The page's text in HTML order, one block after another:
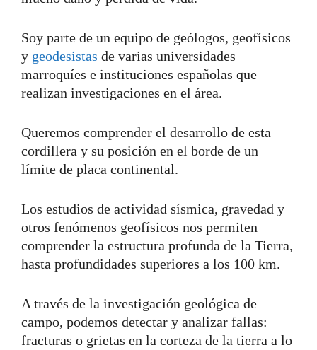
Soy parte de un equipo de geólogos, geofísicos
y geodesistas de varias universidades
marroquíes e instituciones españolas que
realizan investigaciones en el área.
Queremos comprender el desarrollo de esta
cordillera y su posición en el borde de un
límite de placa continental.
Los estudios de actividad sísmica, gravedad y
otros fenómenos geofísicos nos permiten
comprender la estructura profunda de la Tierra,
hasta profundidades superiores a los 100 km.
A través de la investigación geológica de
campo, podemos detectar y analizar fallas:
fracturas o grietas en la corteza de la tierra a lo